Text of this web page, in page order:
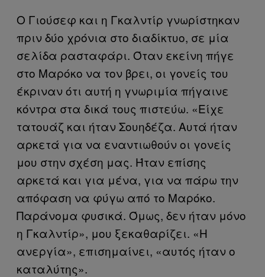
Ο Γιούσεφ και η Γκαλντίρ γνωρίστηκαν
πριν δύο χρόνια στο διαδίκτυο, σε μία
σελίδα ρασταφάρι. Όταν εκείνη πήγε
στο Μαρόκο να τον βρει, οι γονείς του
έκριναν ότι αυτή η γνωριμία πήγαινε
κόντρα στα δικά τους πιστεύω. «Είχε
τατουάζ και ήταν Σουηδέζα. Αυτά ήταν
αρκετά για να εναντιωθούν οι γονείς
μου στην σχέση μας. Ήταν επίσης
αρκετά και για μένα, για να πάρω την
απόφαση να φύγω από το Μαρόκο.
Παράνομα φυσικά. Όμως, δεν ήταν μόνο
η Γκαλντίρ», μου ξεκαθαρίζει. «Η
ανεργία», επισημαίνει, «αυτός ήταν ο
καταλύτης».